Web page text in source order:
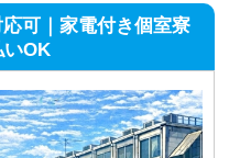
可｜家電付き個室寮
いOK